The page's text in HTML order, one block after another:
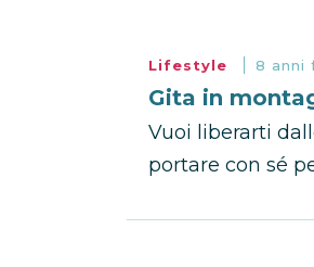
Lifestyle 8 anni
Gita in
Vuoi liberarti
portare con sé